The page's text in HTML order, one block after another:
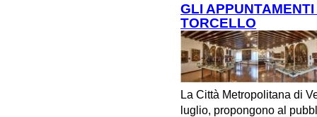
GLI
TORCELLO
La Città Metropolitana di
luglio, propongono al